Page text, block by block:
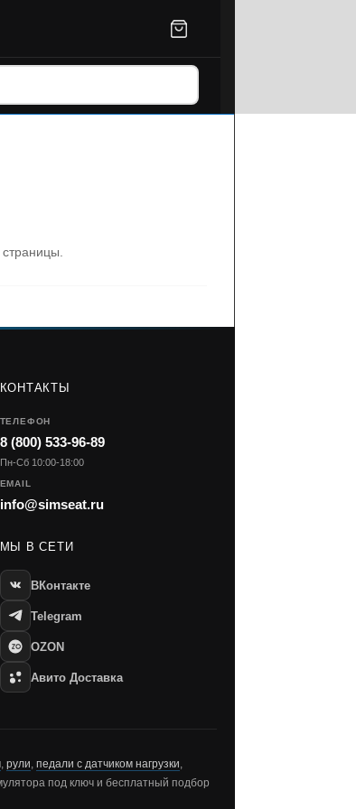
КОНТАКТЫ
ТЕЛЕФОН
8 (800) 533-96-89
Пн-Сб 10:00-18:00
EMAIL
info@simseat.ru
МЫ В СЕТИ
ВКонтакте
Telegram
OZON
Авито Доставка
,рули,педали с датчиком нагрузки,
под ключ и бесплатный подбор